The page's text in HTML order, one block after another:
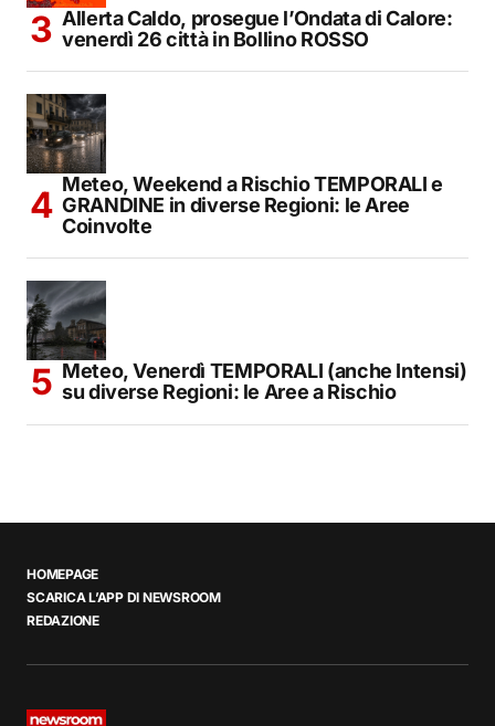
Allerta Caldo, prosegue l’Ondata di Calore:
venerdì 26 città in Bollino ROSSO
Meteo, Weekend a Rischio TEMPORALI e
GRANDINE in diverse Regioni: le Aree
Coinvolte
Meteo, Venerdì TEMPORALI (anche Intensi)
su diverse Regioni: le Aree a Rischio
HOMEPAGE
SCARICA L’APP DI NEWSROOM
REDAZIONE